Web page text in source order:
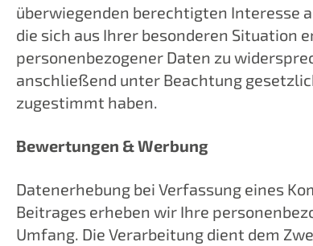
überwiegenden berechtigten Interesse
die sich aus Ihrer besonderen Situation
personenbezogener Daten zu
anschließend unter Beachtung
zugestimmt haben.
Bewertungen & Werbung
Datenerhebung bei Verfassung eines
Beitrages erheben wir Ihre
Umfang. Die Verarbeitung dient dem